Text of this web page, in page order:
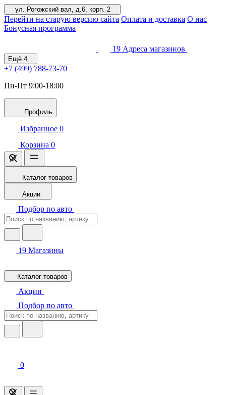
ул. Рогожский вал, д.6, корп. 2
Перейти на старую версию сайта Оплата и доставка О нас
Бонусная программа
19 Адреса магазинов
Ещё 4
+7 (499) 788-73-70
Пн-Пт 9:00-18:00
Профиль
Избранное 0
Корзина 0
Каталог товаров
Акции
Подбор по авто
19 Магазины
Каталог товаров
Акции
Подбор по авто
0